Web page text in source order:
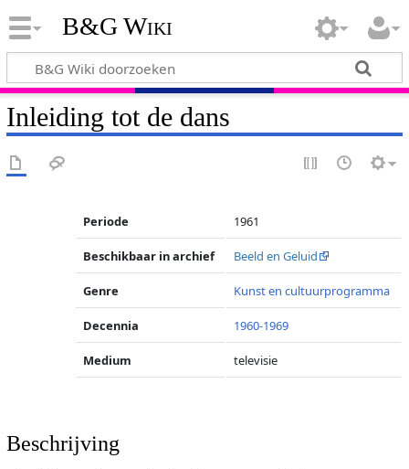
B&G Wiki
Inleiding tot de dans
Periode 1961
Beschikbaar in archief Beeld en Geluid
Genre Kunst en cultuurprogramma
Decennia 1960-1969
Medium televisie
Beschrijving